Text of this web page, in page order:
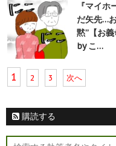
『マイ
だ矢先…
黙”【お
by こ…
1 2 3 次へ
購読する